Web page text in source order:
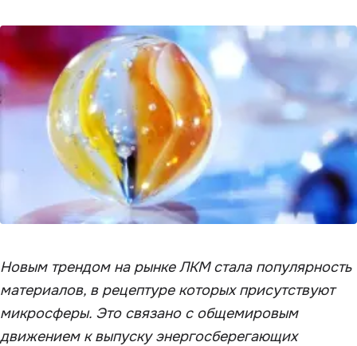
Новым трендом на рынке ЛКМ стала популярность
материалов, в рецептуре которых присутствуют
микросферы. Это связано с общемировым
движением к выпуску энергосберегающих